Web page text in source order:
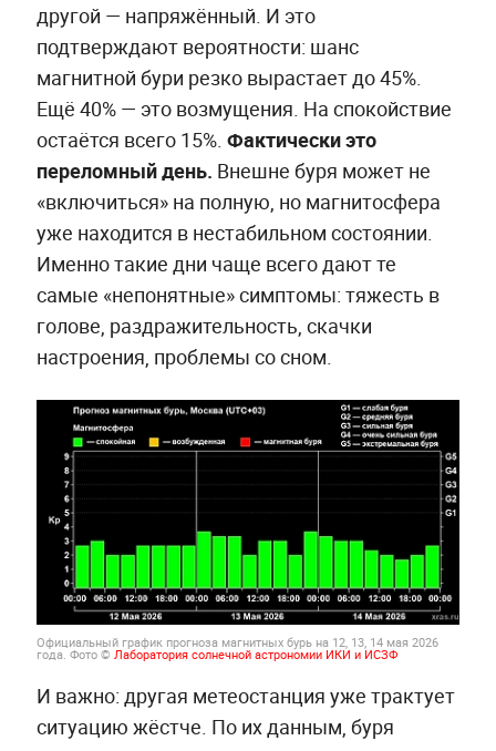
другой — напряжённый. И это
подтверждают вероятности: шанс
магнитной бури резко вырастает до 45%.
Ещё 40% — это возмущения. На спокойствие
остаётся всего 15%. Фактически это
переломный день. Внешне буря может не
«включиться» на полную, но магнитосфера
уже находится в нестабильном состоянии.
Именно такие дни чаще всего дают те
самые «непонятные» симптомы: тяжесть в
голове, раздражительность, скачки
настроения, проблемы со сном.
Официальный график прогноза магнитных бурь на 12, 13, 14 мая 2026
года. Фото © Лаборатория солнечной астрономии ИКИ и ИСЗФ
И важно: другая метеостанция уже трактует
ситуацию жёстче. По их данным, буря